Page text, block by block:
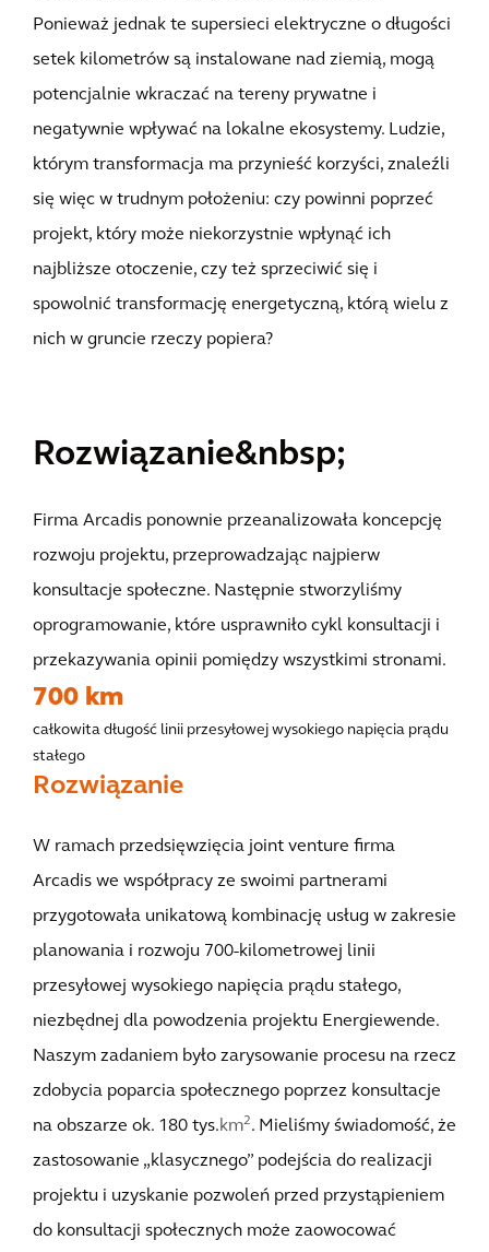
Ponieważ jednak te supersieci elektryczne o długości
setek kilometrów są instalowane nad ziemią, mogą
potencjalnie wkraczać na tereny prywatne i
negatywnie wpływać na lokalne ekosystemy. Ludzie,
którym transformacja ma przynieść korzyści, znaleźli
się więc w trudnym położeniu: czy powinni poprzeć
projekt, który może niekorzystnie wpłynąć ich
najbliższe otoczenie, czy też sprzeciwić się i
spowolnić transformację energetyczną, którą wielu z
nich w gruncie rzeczy popiera?
Rozwiązanie&nbsp;
Firma Arcadis ponownie przeanalizowała koncepcję
rozwoju projektu, przeprowadzając najpierw
konsultacje społeczne. Następnie stworzyliśmy
oprogramowanie, które usprawniło cykl konsultacji i
przekazywania opinii pomiędzy wszystkimi stronami.
700 km
całkowita długość linii przesyłowej wysokiego napięcia prądu
stałego
Rozwiązanie
W ramach przedsięwzięcia joint venture firma
Arcadis we współpracy ze swoimi partnerami
przygotowała unikatową kombinację usług w zakresie
planowania i rozwoju 700-kilometrowej linii
przesyłowej wysokiego napięcia prądu stałego,
niezbędnej dla powodzenia projektu Energiewende.
Naszym zadaniem było zarysowanie procesu na rzecz
zdobycia poparcia społecznego poprzez konsultacje
na obszarze ok. 180 tys.km2. Mieliśmy świadomość, że
zastosowanie „klasycznego” podejścia do realizacji
projektu i uzyskanie pozwoleń przed przystąpieniem
do konsultacji społecznych może zaowocować